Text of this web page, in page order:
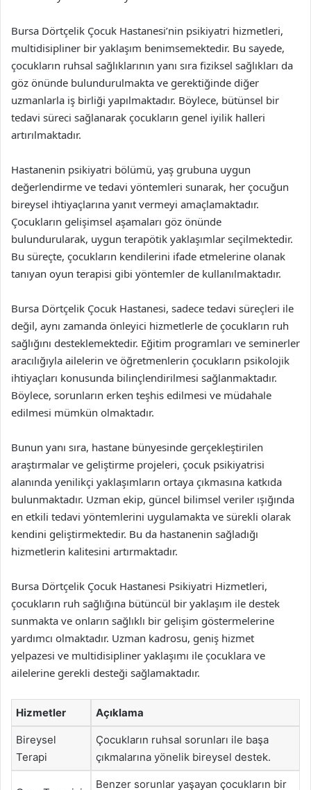
Bursa Dörtçelik Çocuk Hastanesi’nin psikiyatri hizmetleri,
multidisipliner bir yaklaşım benimsemektedir. Bu sayede,
çocukların ruhsal sağlıklarının yanı sıra fiziksel sağlıkları da
göz önünde bulundurulmakta ve gerektiğinde diğer
uzmanlarla iş birliği yapılmaktadır. Böylece, bütünsel bir
tedavi süreci sağlanarak çocukların genel iyilik halleri
artırılmaktadır.
Hastanenin psikiyatri bölümü, yaş grubuna uygun
değerlendirme ve tedavi yöntemleri sunarak, her çocuğun
bireysel ihtiyaçlarına yanıt vermeyi amaçlamaktadır.
Çocukların gelişimsel aşamaları göz önünde
bulundurularak, uygun terapötik yaklaşımlar seçilmektedir.
Bu süreçte, çocukların kendilerini ifade etmelerine olanak
tanıyan oyun terapisi gibi yöntemler de kullanılmaktadır.
Bursa Dörtçelik Çocuk Hastanesi, sadece tedavi süreçleri ile
değil, aynı zamanda önleyici hizmetlerle de çocukların ruh
sağlığını desteklemektedir. Eğitim programları ve seminerler
aracılığıyla ailelerin ve öğretmenlerin çocukların psikolojik
ihtiyaçları konusunda bilinçlendirilmesi sağlanmaktadır.
Böylece, sorunların erken teşhis edilmesi ve müdahale
edilmesi mümkün olmaktadır.
Bunun yanı sıra, hastane bünyesinde gerçekleştirilen
araştırmalar ve geliştirme projeleri, çocuk psikiyatrisi
alanında yenilikçi yaklaşımların ortaya çıkmasına katkıda
bulunmaktadır. Uzman ekip, güncel bilimsel veriler ışığında
en etkili tedavi yöntemlerini uygulamakta ve sürekli olarak
kendini geliştirmektedir. Bu da hastanenin sağladığı
hizmetlerin kalitesini artırmaktadır.
Bursa Dörtçelik Çocuk Hastanesi Psikiyatri Hizmetleri,
çocukların ruh sağlığına bütüncül bir yaklaşım ile destek
sunmakta ve onların sağlıklı bir gelişim göstermelerine
yardımcı olmaktadır. Uzman kadrosu, geniş hizmet
yelpazesi ve multidisipliner yaklaşımı ile çocuklara ve
ailelerine gerekli desteği sağlamaktadır.
Hizmetler Açıklama
Bireysel
Terapi
Çocukların ruhsal sorunları ile başa
çıkmalarına yönelik bireysel destek.
Benzer sorunlar yaşayan çocukların bir